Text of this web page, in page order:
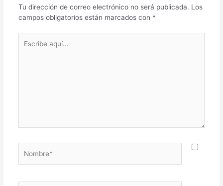
Tu dirección de correo electrónico no será publicada. Los
campos obligatorios están marcados con *
aquí...